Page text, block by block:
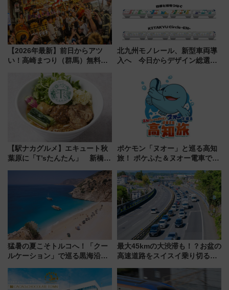
【2026年最新】前日からアツ
い！高崎まつり（群馬）無料観
北九州モノレール、新型車両導
入へ 今日からデザイン総選挙
【駅ナカグルメ】エキュート秋
葉原に「T’sたんたん」 新橋に
饅」、オムライス専門店「肉と
たまご」新グルメ続々登場！
【2026年8月】
ポケモン「ヌオー」と巡る高知
旅！ ポケふた＆ヌオー電車で楽
路の絶景と絶品グルメを満喫！
（7月18日スタート）
猛暑の夏こそトルコへ！「クー
ルケーション」で巡る黒海沿岸
連検索数が前年比237％増、ナ
ショジオも認める『2026年に訪
最大45kmの大渋滞も！？お盆の
高速道路をスイスイ乗り切る快